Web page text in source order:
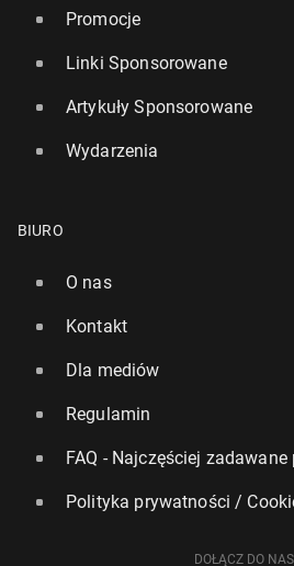
Promocje
Linki Sponsorowane
Artykuły Sponsorowane
Wydarzenia
BIURO
O nas
Kontakt
Dla mediów
Regulamin
FAQ - Najczęściej zadawane
Polityka prywatności /
DOŁĄCZ DO